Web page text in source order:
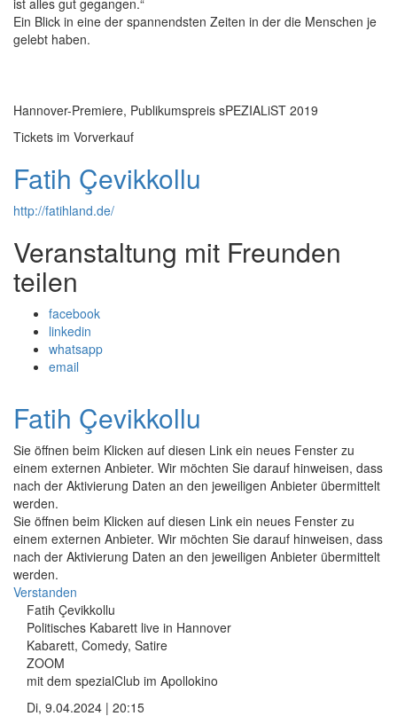
Ein Blick in eine der spannendsten Zeiten in der die Menschen je
gelebt haben.
Hannover-Premiere, Publikumspreis sPEZIALiST 2019
Tickets im Vorverkauf
Fatih Çevikkollu
http://fatihland.de/
Veranstaltung mit Freunden
teilen
facebook
linkedin
whatsapp
email
Fatih Çevikkollu
Sie öffnen beim Klicken auf diesen Link ein neues Fenster zu
einem externen Anbieter. Wir möchten Sie darauf hinweisen, dass
nach der Aktivierung Daten an den jeweiligen Anbieter übermittelt
werden.
Sie öffnen beim Klicken auf diesen Link ein neues Fenster zu
einem externen Anbieter. Wir möchten Sie darauf hinweisen, dass
nach der Aktivierung Daten an den jeweiligen Anbieter übermittelt
werden.
Verstanden
Fatih Çevikkollu
Politisches Kabarett live in Hannover
Kabarett, Comedy, Satire
ZOOM
mit dem spezialClub im Apollokino
Di, 9.04.2024 | 20:15